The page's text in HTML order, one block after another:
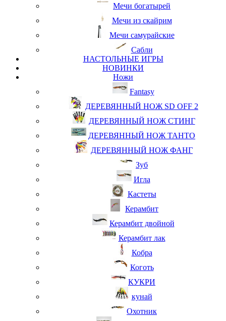
Мечи богатырей
Мечи из скайрим
Мечи самурайские
Сабли
НАСТОЛЬНЫЕ ИГРЫ
НОВИНКИ
Ножи
Fantasy
ДЕРЕВЯННЫЙ НОЖ SD OFF 2
ДЕРЕВЯННЫЙ НОЖ СТИНГ
ДЕРЕВЯННЫЙ НОЖ ТАНТО
ДЕРЕВЯННЫЙ НОЖ ФАНГ
Зуб
Игла
Кастеты
Керамбит
Керамбит двойной
Керамбит лак
Кобра
Коготь
КУКРИ
кунай
Охотник